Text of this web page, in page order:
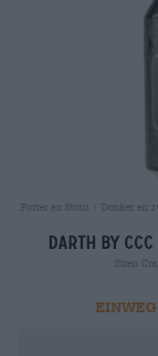
Porter en Stout | Donker en
darth by
Siren
EINWEG